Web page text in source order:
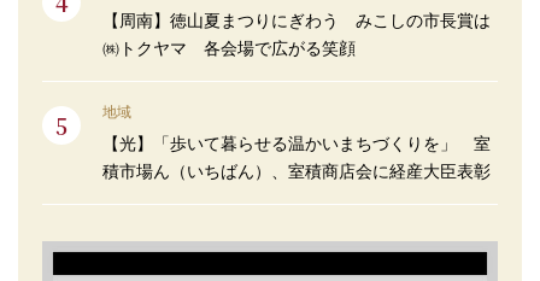
【周南】徳山夏まつりにぎわう みこしの市長賞は
㈱トクヤマ 各会場で広がる笑顔
地域
【光】「歩いて暮らせる温かいまちづくりを」 室
積市場ん（いちばん）、室積商店会に経産大臣表彰